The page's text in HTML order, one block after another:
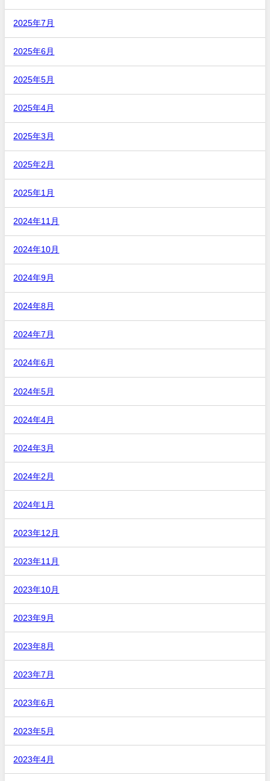
2025年7月
2025年6月
2025年5月
2025年4月
2025年3月
2025年2月
2025年1月
2024年11月
2024年10月
2024年9月
2024年8月
2024年7月
2024年6月
2024年5月
2024年4月
2024年3月
2024年2月
2024年1月
2023年12月
2023年11月
2023年10月
2023年9月
2023年8月
2023年7月
2023年6月
2023年5月
2023年4月